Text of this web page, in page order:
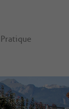
Pratique